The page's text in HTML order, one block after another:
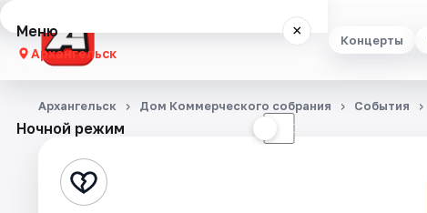
Концерты
Меню ×
Архангельск
Концерты
Стендап
Ночной режим ☾
Архангельск Дом Коммерческого собрания События